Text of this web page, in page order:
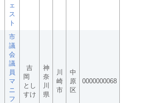
ェ
ス
ト
市
議
会
議
員
マ
ニ
フ
吉
岡
とし
すけ
神
奈
川
県
川
崎
市
中
原
区
0000000068